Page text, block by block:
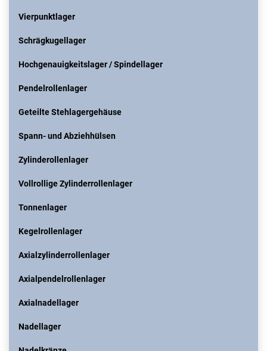
Vierpunktlager
Schrägkugellager
Hochgenauigkeitslager / Spindellager
Pendelrollenlager
Geteilte Stehlagergehäuse
Spann- und Abziehhülsen
Zylinderollenlager
Vollrollige Zylinderrollenlager
Tonnenlager
Kegelrollenlager
Axialzylinderrollenlager
Axialpendelrollenlager
Axialnadellager
Nadellager